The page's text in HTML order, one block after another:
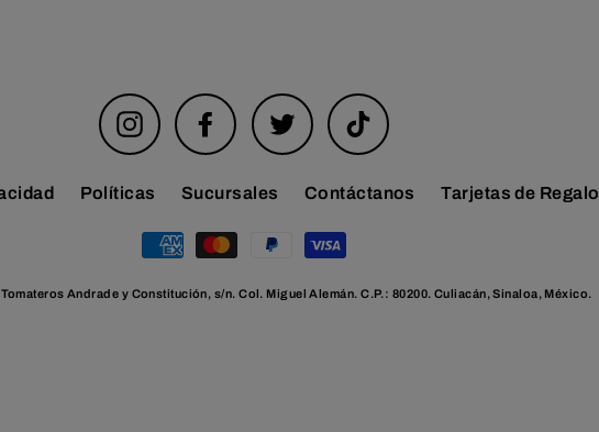
Instagram Facebook Twitter TikTok
Políticas Sucursales Contáctanos Tarjetas de Regalo
Andrade y Constitución, s/n. Col. Miguel Alemán. C.P.: 80200. Culiacán, Sinaloa, México.